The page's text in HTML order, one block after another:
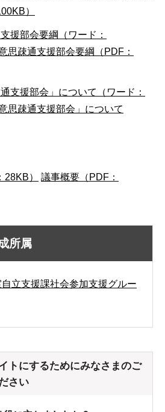
）
援部会要綱（ワード：
思疎通支援部会要綱（PDF：
支援部会」について（ワード：
思疎通支援部会」について
）
議事概要（PDF：
所属
立支援課社会参加支援グルー
トにするためにみなさまのご
さい